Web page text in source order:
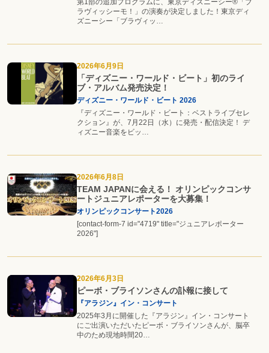
第1部の追加プログラムに、東京ディズニーシー®「ブ
ラヴィッシーモ！」の演奏が決定しました！東京ディ
ズニーシー「ブラヴィッ…
2026年6月9日
「ディズニー・ワールド・ビート」初のライ
ブ・アルバム発売決定！
ディズニー・ワールド・ビート 2026
『ディズニー・ワールド・ビート：ベストライブセレ
クション』が、7月22日（水）に発売・配信決定！ デ
ィズニー音楽をビッ…
2026年6月8日
TEAM JAPANに会える！ オリンピックコンサ
ートジュニアレポーターを大募集！
オリンピックコンサート2026
[contact-form-7 id="4719" title="ジュニアレポーター
2026"]
2026年6月3日
ピーボ・ブライソンさんの訃報に接して
『アラジン』イン・コンサート
2025年3月に開催した『アラジン』イン・コンサート
にご出演いただいたピーボ・ブライソンさんが、脳卒
中のため現地時間20…